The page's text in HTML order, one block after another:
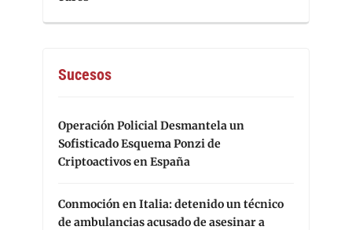
Sucesos
Operación Policial Desmantela un
Sofisticado Esquema Ponzi de
Criptoactivos en España
Conmoción en Italia: detenido un técnico
de ambulancias acusado de asesinar a